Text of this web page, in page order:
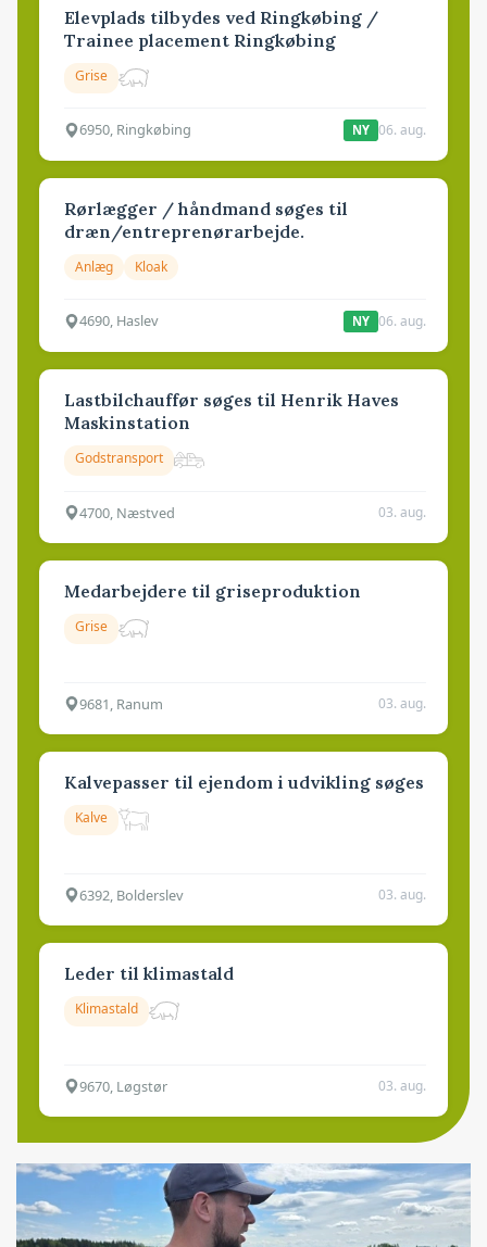
Elevplads tilbydes ved Ringkøbing /
Trainee placement Ringkøbing
Grise
6950, Ringkøbing NY 06. aug.
Rørlægger / håndmand søges til
dræn/entreprenørarbejde.
Anlæg Kloak
4690, Haslev NY 06. aug.
Lastbilchauffør søges til Henrik Haves
Maskinstation
Godstransport
4700, Næstved 03. aug.
Medarbejdere til griseproduktion
Grise
9681, Ranum 03. aug.
Kalvepasser til ejendom i udvikling søges
Kalve
6392, Bolderslev 03. aug.
Leder til klimastald
Klimastald
9670, Løgstør 03. aug.